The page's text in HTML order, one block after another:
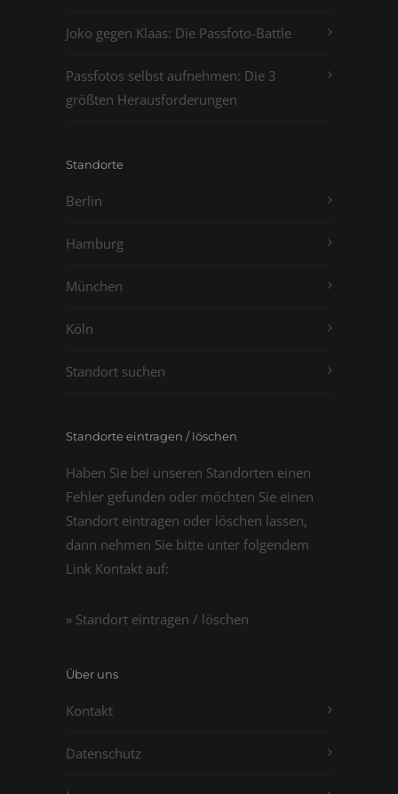
Joko gegen Klaas: Die Passfoto-Battle
Passfotos selbst aufnehmen: Die 3
größten Herausforderungen
Standorte
Berlin
Hamburg
München
Köln
Standort suchen
Standorte eintragen / löschen
Haben Sie bei unseren Standorten einen
Fehler gefunden oder möchten Sie einen
Standort eintragen oder löschen lassen,
dann nehmen Sie bitte unter folgendem
Link Kontakt auf:
» Standort eintragen / löschen
Über uns
Kontakt
Datenschutz